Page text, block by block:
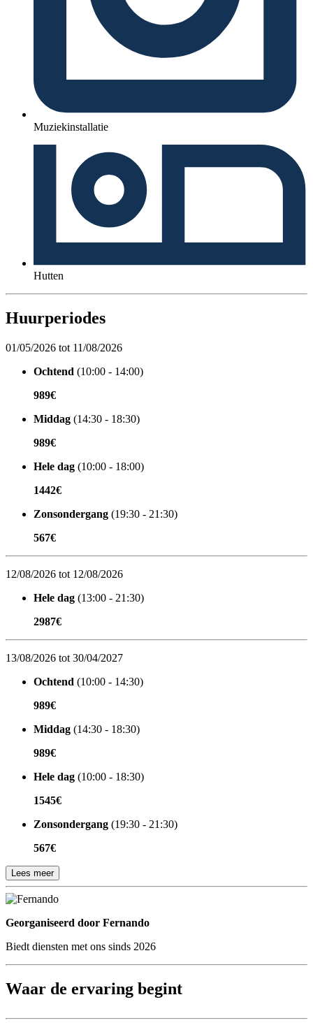
Muziekinstallatie
Hutten
Huurperiodes
01/05/2026 tot 11/08/2026
Ochtend (10:00 - 14:00)
989€
Middag (14:30 - 18:30)
989€
Hele dag (10:00 - 18:00)
1442€
Zonsondergang (19:30 - 21:30)
567€
12/08/2026 tot 12/08/2026
Hele dag (13:00 - 21:30)
2987€
13/08/2026 tot 30/04/2027
Ochtend (10:00 - 14:30)
989€
Middag (14:30 - 18:30)
989€
Hele dag (10:00 - 18:30)
1545€
Zonsondergang (19:30 - 21:30)
567€
Lees meer
Georganiseerd door
Georganiseerd door Fernando
Biedt diensten met ons sinds 2026
Waar de ervaring begint